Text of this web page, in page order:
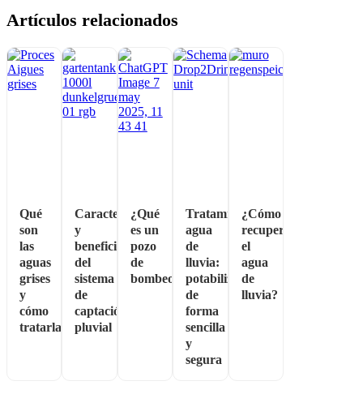
Artículos relacionados
Qué
son
las
aguas
grises
y
cómo
tratarlas
Características
y
beneficios
del
sistema
de
captación
pluvial
¿Qué
es un
pozo
de
bombeo?
Tratamiento
agua
de
lluvia:
potabilizar
de
forma
sencilla
y
segura
¿Cómo
recuperar
el
agua
de
lluvia?